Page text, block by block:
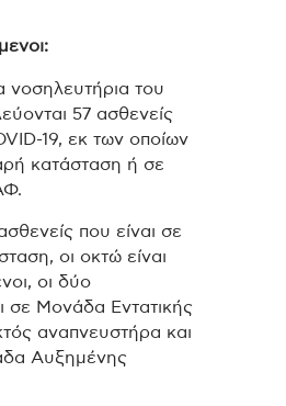
νοσηλευτήρια του
57 ασθενείς
19, εκ των οποίων
κατάσταση ή σε
που είναι σε
οι οκτώ είναι
οι δύο
σε Μονάδα Εντατικής
αναπνευστήρα και
Αυξημένης